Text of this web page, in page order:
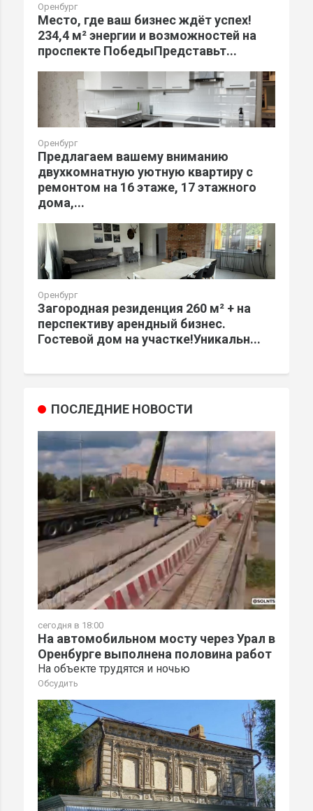
Оренбург
Место, где ваш бизнес ждёт успех!
234,4 м² энергии и возможностей на
проспекте ПобедыПредставьт...
Оренбург
Предлагаем вашему вниманию
двухкомнатную уютную квартиру с
ремонтом на 16 этаже, 17 этажного
дома,...
Оренбург
Загородная резиденция 260 м² + на
перспективу арендный бизнес.
Гостевой дом на участке!Уникальн...
ПОСЛЕДНИЕ НОВОСТИ
сегодня в 18:00
На автомобильном мосту через Урал в
Оренбурге выполнена половина работ
На объекте трудятся и ночью
Обсудить